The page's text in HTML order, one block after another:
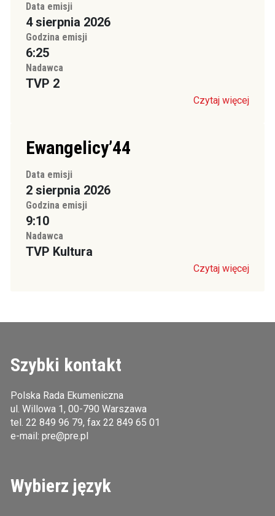
Data emisji
4 sierpnia 2026
Godzina emisji
6:25
Nadawca
TVP 2
Czytaj więcej
Ewangelicy’44
Data emisji
2 sierpnia 2026
Godzina emisji
9:10
Nadawca
TVP Kultura
Czytaj więcej
Szybki kontakt
Polska Rada Ekumeniczna
ul. Willowa 1, 00-790 Warszawa
tel. 22 849 96 79, fax 22 849 65 01
e-mail: pre@pre.pl
Wybierz język